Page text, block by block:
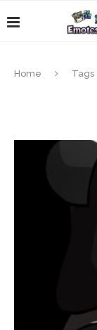
Home Tags